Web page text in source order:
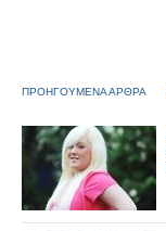
ΠΡΟΗΓΟΥΜΕΝΑ ΑΡΘΡΑ